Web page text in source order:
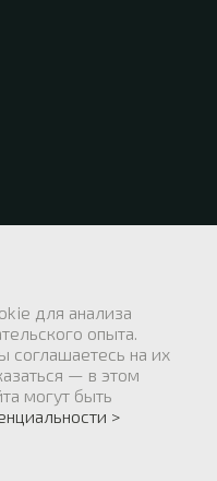
для анализа
опыта.
соглашаетесь на их
— в этом
могут быть
>